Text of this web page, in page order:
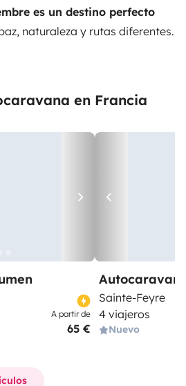
es un destino perfecto
naturaleza y rutas diferentes.
en Francia
A partir de
65 €
Sainte-Feyre
4 viajeros
Nuevo